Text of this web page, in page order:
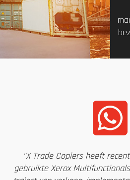
"X Trade Copiers heeft
gebruikte Xerox